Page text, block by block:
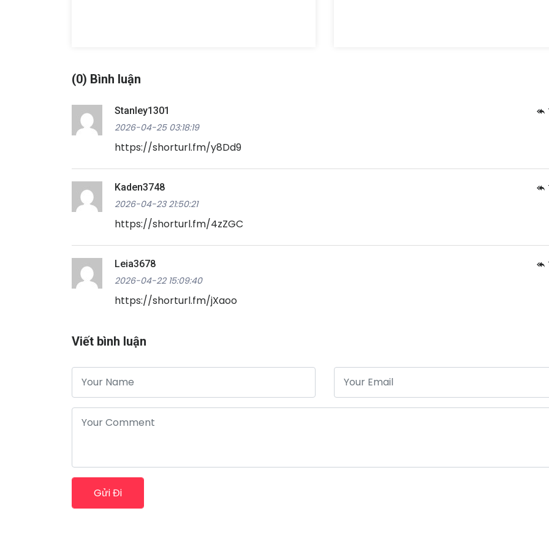
(0) Bình luận
Stanley1301
2026-04-25 03:18:19
https://shorturl.fm/y8Dd9
Kaden3748
2026-04-23 21:50:21
https://shorturl.fm/4zZGC
Leia3678
2026-04-22 15:09:40
https://shorturl.fm/jXaoo
Viết bình luận
Gửi Đi